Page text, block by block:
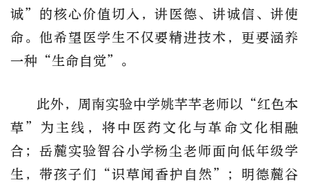
诚” 的核心价值切入，讲医德、讲诚信、讲使
命。他希望医学生不仅要精进技术，更要涵养
一种 “生命自觉” 。
此外，周南实验中学姚芊芊老师以 “红色本
草”
为主线，将中医药文化与革命文化相融
合；岳麓实验智谷小学杨尘老师面向低年级学
生，带孩子们 “识草闻香护自然”
；明德麓谷